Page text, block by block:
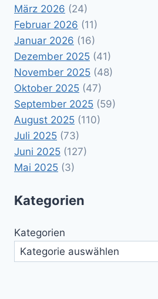
März 2026 (24)
Februar 2026 (11)
Januar 2026 (16)
Dezember 2025 (41)
November 2025 (48)
Oktober 2025 (47)
September 2025 (59)
August 2025 (110)
Juli 2025 (73)
Juni 2025 (127)
Mai 2025 (3)
Kategorien
Kategorien